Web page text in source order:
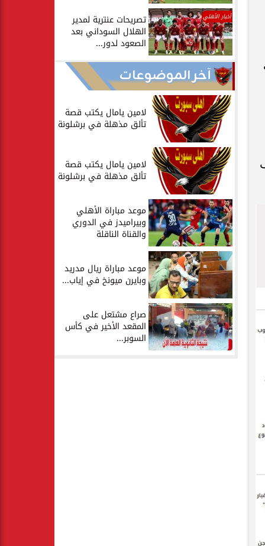
أخبار الأهلي تصريحات عنترية لمدير
الهلال السوداني بعد
الصعود لدور...
آخر الموضوعات
لامين يامال يكتب قصة
تألق مذهلة في برشلونة
لامين يامال يكتب قصة
تألق مذهلة في برشلونة
موعد مباراة الأهلي
وبيراميدز في الدوري
والقناة الناقلة
موعد مباراة ريال مدريد
وبايرن ميونخ في إياب...
صراع مشتعل على
المقعد الأخير في كأس
السوبر...